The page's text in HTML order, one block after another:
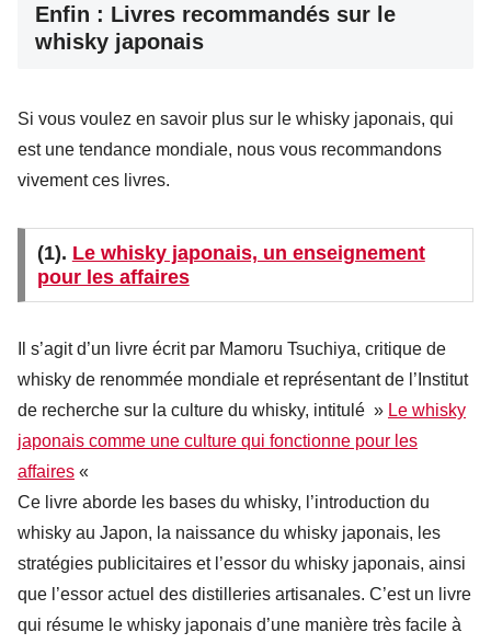
Enfin : Livres recommandés sur le
whisky japonais
Si vous voulez en savoir plus sur le whisky japonais, qui
est une tendance mondiale, nous vous recommandons
vivement ces livres.
(1). Le whisky japonais, un enseignement
pour les affaires
Il s’agit d’un livre écrit par Mamoru Tsuchiya, critique de
whisky de renommée mondiale et représentant de l’Institut
de recherche sur la culture du whisky, intitulé » Le whisky
japonais comme une culture qui fonctionne pour les
affaires «
Ce livre aborde les bases du whisky, l’introduction du
whisky au Japon, la naissance du whisky japonais, les
stratégies publicitaires et l’essor du whisky japonais, ainsi
que l’essor actuel des distilleries artisanales. C’est un livre
qui résume le whisky japonais d’une manière très facile à